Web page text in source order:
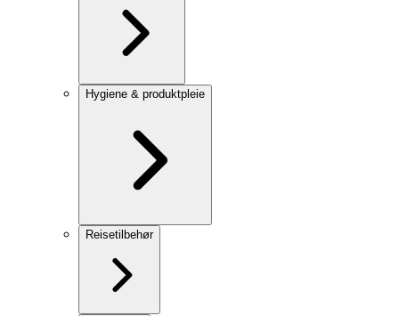
Hygiene & produktpleie
Reisetilbehør